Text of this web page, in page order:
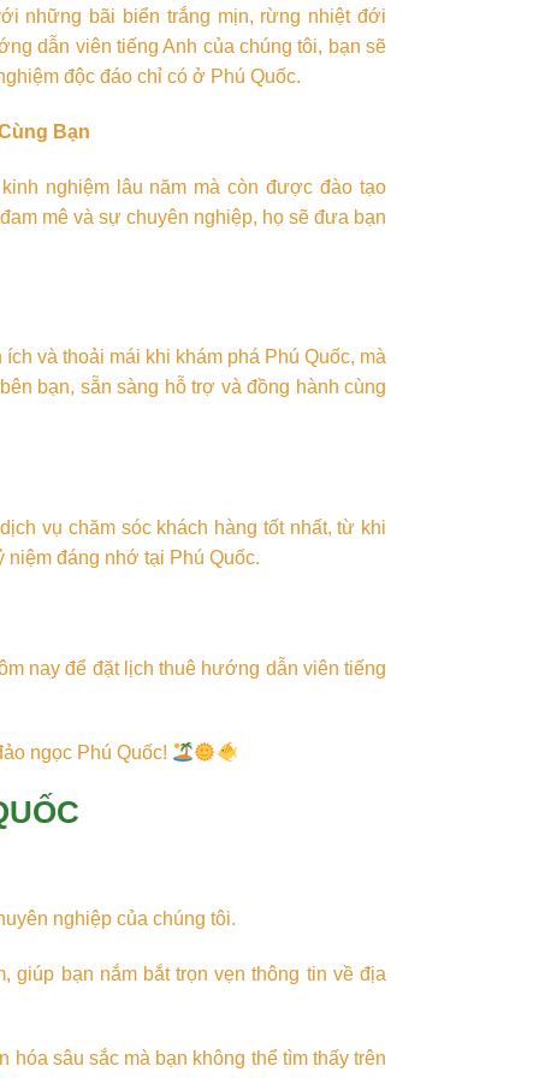
những bãi biển trắng mịn, rừng nhiệt đới
dẫn viên tiếng Anh của chúng tôi, bạn sẽ
độc đáo chỉ có ở Phú Quốc.
Bạn
nghiệm lâu năm mà còn được đào tạo
mê và sự chuyên nghiệp, họ sẽ đưa bạn
và thoải mái khi khám phá Phú Quốc, mà
bạn, sẵn sàng hỗ trợ và đồng hành cùng
vụ chăm sóc khách hàng tốt nhất, từ khi
niệm đáng nhớ tại Phú Quốc.
nay để đặt lịch thuê hướng dẫn viên tiếng
ngọc Phú Quốc!
nghiệp của chúng tôi.
bạn nắm bắt trọn vẹn thông tin về địa
sâu sắc mà bạn không thể tìm thấy trên